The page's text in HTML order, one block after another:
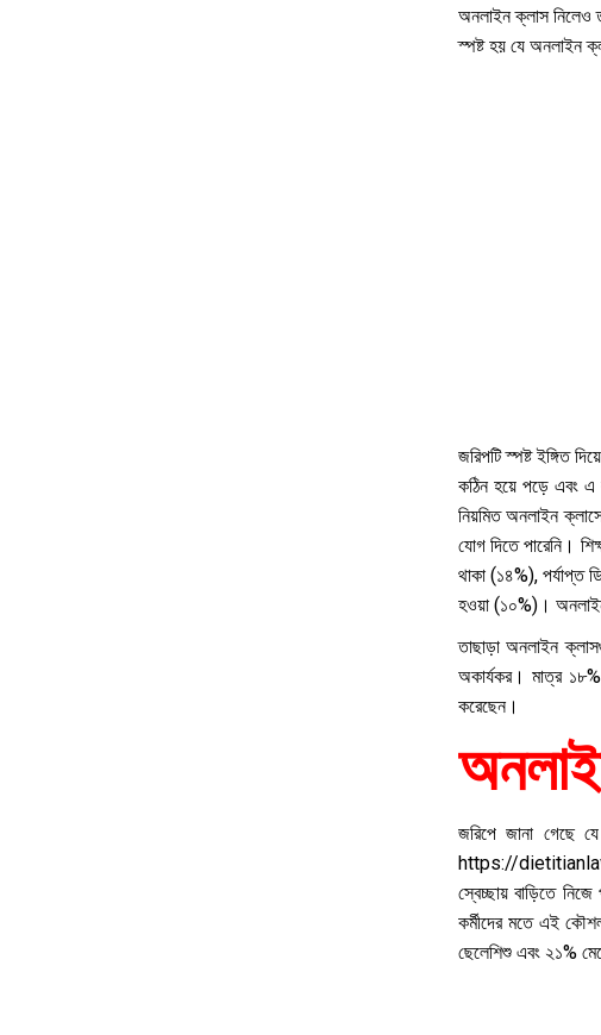
অনলাইন ক্লাস নিলেও
স্পষ্ট হয় যে অনলাইন
জরিপটি স্পষ্ট ইঙ্গিত
কঠিন হয়ে পড়ে এবং এ
নিয়মিত অনলাইন
যোগ দিতে পারেনি।
থাকা (১৪%), পর্যাপ্ত
হওয়া (১০%)। অনলাইন
তাছাড়া অনলাইন
অকার্যকর। মাত্র
করেছেন।
জরিপে জানা গেছে যে
https://
স্বেচ্ছায় বাড়িতে
কর্মীদের মতে এই
ছেলেশিশু এবং ২১%